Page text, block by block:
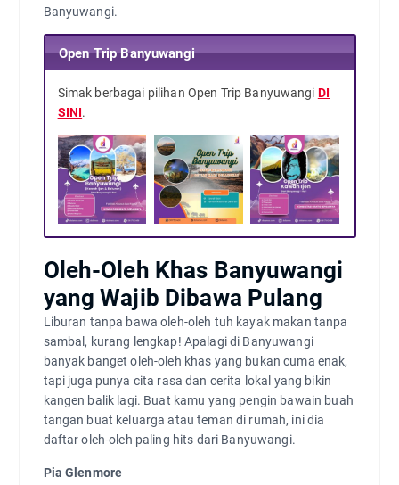
Banyuwangi.
Open Trip Banyuwangi
Simak berbagai pilihan Open Trip Banyuwangi DI
SINI.
Oleh-Oleh Khas Banyuwangi
yang Wajib Dibawa Pulang
Liburan tanpa bawa oleh-oleh tuh kayak makan tanpa
sambal, kurang lengkap! Apalagi di Banyuwangi
banyak banget oleh-oleh khas yang bukan cuma enak,
tapi juga punya cita rasa dan cerita lokal yang bikin
kangen balik lagi. Buat kamu yang pengin bawain buah
tangan buat keluarga atau teman di rumah, ini dia
daftar oleh-oleh paling hits dari Banyuwangi.
Pia Glenmore